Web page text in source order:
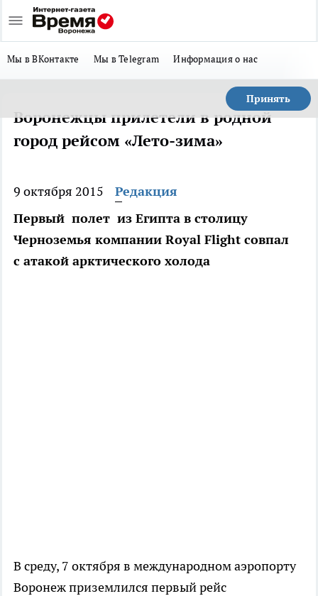
Мы в ВКонтакте Мы в Telegram Информация о нас
Принять
Воронежцы прилетели в родной
город рейсом «Лето-зима»
9 октября 2015
Редакция
Первый полет из Египта в столицу
Черноземья компании Royal Flight совпал
с атакой арктического холода
В среду, 7 октября в международном аэропорту
Воронеж приземлился первый рейс